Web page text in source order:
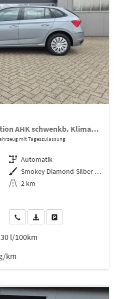
1.0 TSI 115PS DSG Selection AHK schwenkb. Klimaautomatik Sitzheizung PDC Rückf.Kamera Apple CarPlay Android Auto
mit Tageszulassung
Getriebe Automatik
Außenfarbe
Smokey Diamond-Silber Metallic
Kilometerstand 2 km
Wir rufen Sie anPDF-Datei, Fahrzeugexposé
l/100km
km